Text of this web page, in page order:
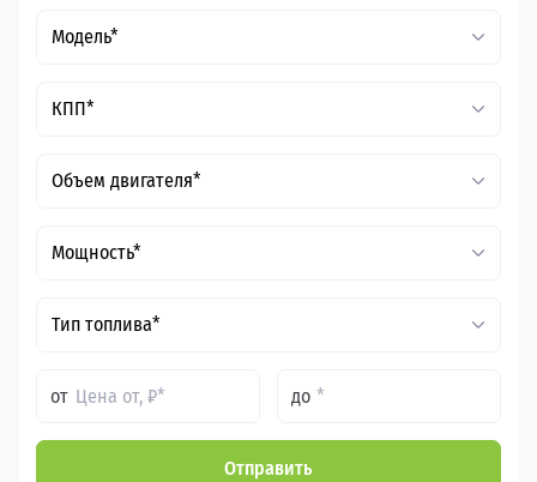
Модель*
КПП*
Объем двигателя*
Мощность*
Тип топлива*
от до
Отправить